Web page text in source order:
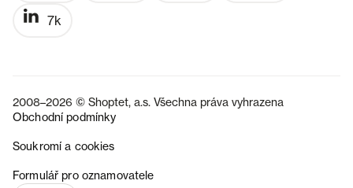
7k
2008–2026 © Shoptet, a.s. Všechna práva vyhrazena
Obchodní podmínky
Soukromí a cookies
Formulář pro oznamovatele